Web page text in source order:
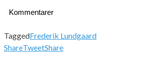
Kommentarer
TaggedFrederik Lundgaard
ShareTweetShare